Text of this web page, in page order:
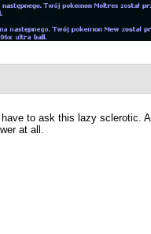
to ask this lazy sclerotic.
at all.